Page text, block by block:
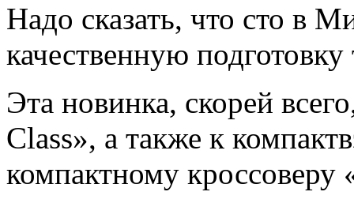
Надо сказать, что сто в
качественную подготовку
Эта новинка, скорей
Class», а также к
компактному кроссоверу